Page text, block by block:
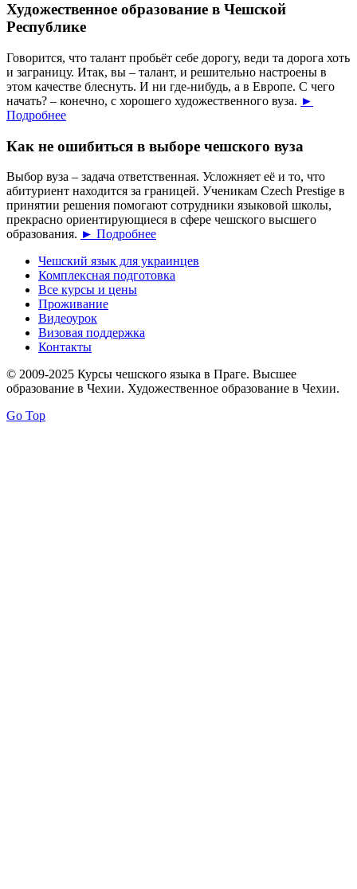
Художественное образование в Чешской
Республике
Говорится, что талант пробьёт себе дорогу, веди та дорога хоть
и заграницу. Итак, вы – талант, и решительно настроены в
этом качестве блеснуть. И ни где-нибудь, а в Европе. С чего
начать? – конечно, с хорошего художественного вуза. ►
Подробнее
Как не ошибиться в выборе чешского вуза
Выбор вуза – задача ответственная. Усложняет её и то, что
абитуриент находится за границей. Ученикам Czech Prestige в
принятии решения помогают сотрудники языковой школы,
прекрасно ориентирующиеся в сфере чешского высшего
образования. ► Подробнее
Чешский язык для украинцев
Комплексная подготовка
Все курсы и цены
Проживание
Видеоурок
Визовая поддержка
Контакты
© 2009-2025 Курсы чешского языка в Праге. Высшее
образование в Чехии. Художественное образование в Чехии.
Go Top